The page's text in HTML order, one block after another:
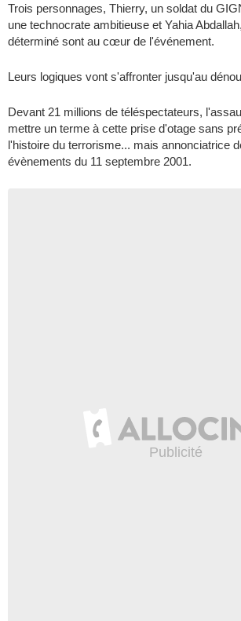
Trois personnages, Thierry, un soldat du
une technocrate ambitieuse et Yahia
déterminé sont au cœur de l'événement.
Leurs logiques vont s'affronter jusqu'au
Devant 21 millions de téléspectateurs,
mettre un terme à cette prise d'otage sans
l'histoire du terrorisme... mais annonciatrice
évènements du 11 septembre 2001.